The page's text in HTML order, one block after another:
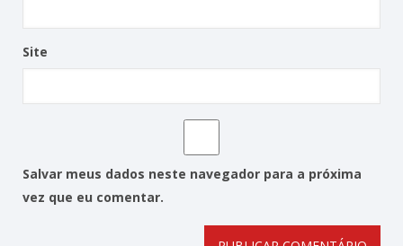
Site
Salvar meus dados neste navegador para a próxima
vez que eu comentar.